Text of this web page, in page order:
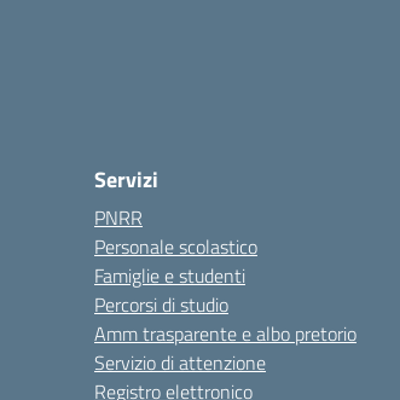
Servizi
PNRR
Personale scolastico
Famiglie e studenti
Percorsi di studio
Amm trasparente e albo pretorio
Servizio di attenzione
Registro elettronico